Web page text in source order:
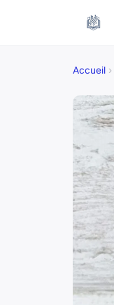
Accueil ›